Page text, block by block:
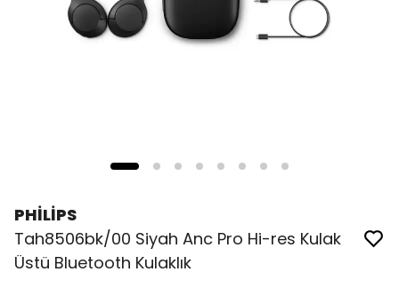
PHİLİPS
Tah8506bk/00 Siyah Anc Pro Hi-res Kulak
Üstü Bluetooth Kulaklık